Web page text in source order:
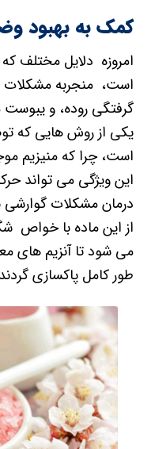
کمک به بهبود
امروزه دلایل مختلف
است، منجربه مشکلات
گرفتگی روده، و
یکی از روش هایی که
است، چرا که منیزیم
این ویژگی می تواند
درمان مشکلات
از این ماده با خواص
می شود تا آنزیم های
طور کامل پاکسازی